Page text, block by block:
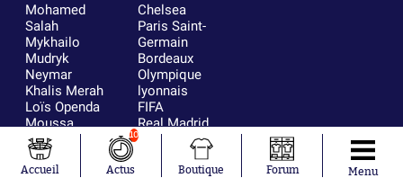
Mohamed
Salah
Mykhailo
Mudryk
Neymar
Khalis Merah
Loïs Openda
Moussa
Niakhaté
Nicolás
Tagliafico
Chelsea
Paris Saint-
Germain
Bordeaux
Olympique
lyonnais
FIFA
Real Madrid
RC Strasbourg
Accueil
10
Actus Boutique Forum Menu